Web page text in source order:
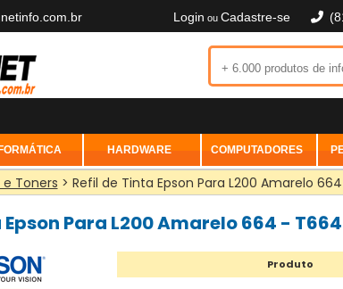
Login ou Cadastre-se
HARDWARE COMPUTADORES
Toners > Refil de Tinta Epson Para L200 Amarelo
Para L200 Amarelo 664 -
Produto